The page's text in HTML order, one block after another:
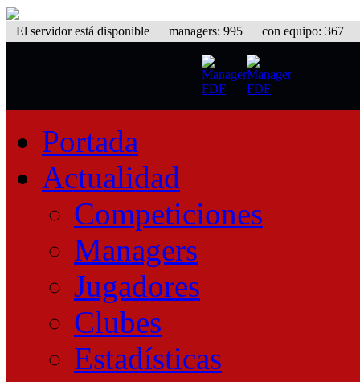
El servidor está disponible managers: 995 con equipo: 367
Portada
Actualidad
Competiciones
Managers
Jugadores
Clubes
Estadísticas